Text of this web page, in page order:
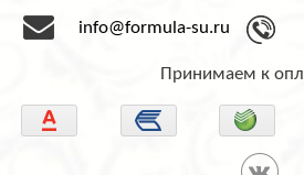
info@formula-su.ru
Принимаем к